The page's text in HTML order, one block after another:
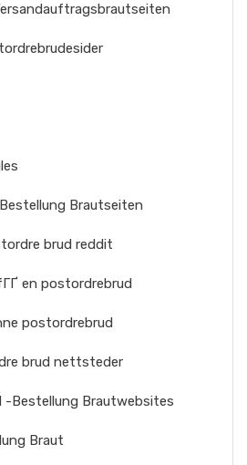
Brautseiten
brud reddit
en postordrebrud
postordrebrud
brud nettsteder
-Bestellung Brautwebsites
Braut